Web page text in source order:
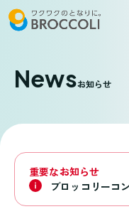
Newsお知らせ
重要なお知らせ
ブロッコリーコ